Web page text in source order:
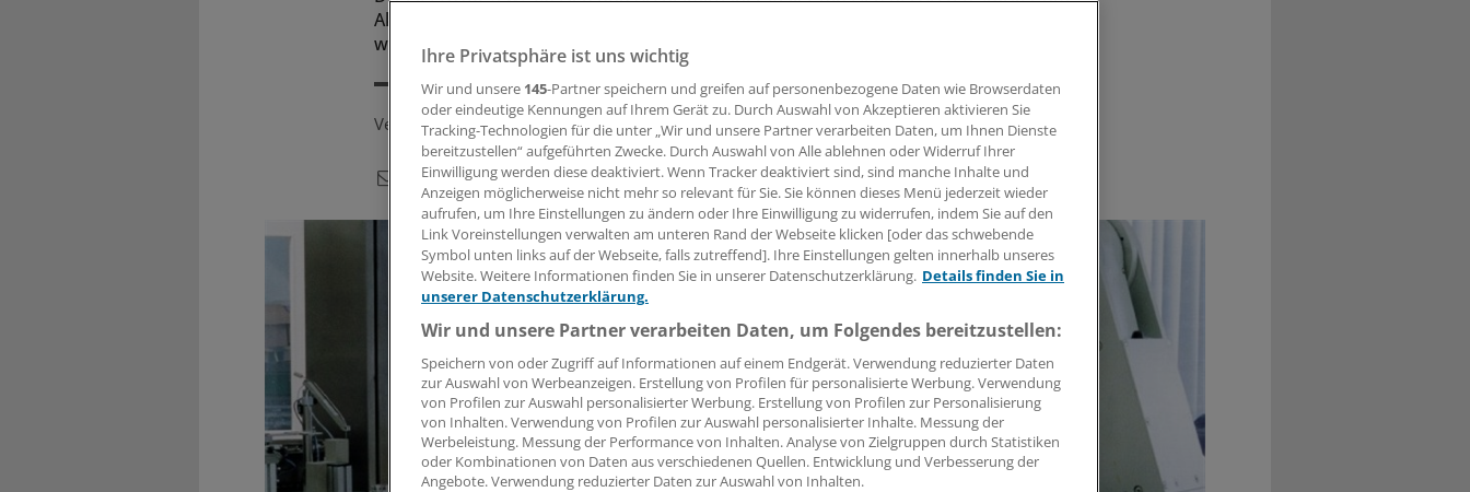
Akzeptanz für Risk- und Cost-Sharing-Vereinbarungen werben und besser erklären,
wobei es darum in der Sache geht.
Veröffentlicht:05.06.2008, 05:00 Uhr
Ihre Privatsphäre ist uns wichtig
Wir und unsere 145-Partner speichern und greifen auf personenbezogene Daten wie Browserdaten
oder eindeutige Kennungen auf Ihrem Gerät zu. Durch Auswahl von Akzeptieren aktivieren Sie
Tracking-Technologien für die unter „Wir und unsere Partner verarbeiten Daten, um Ihnen Dienste
bereitzustellen“ aufgeführten Zwecke. Durch Auswahl von Alle ablehnen oder Widerruf Ihrer
Einwilligung werden diese deaktiviert. Wenn Tracker deaktiviert sind, sind manche Inhalte und
Anzeigen möglicherweise nicht mehr so relevant für Sie. Sie können dieses Menü jederzeit wieder
aufrufen, um Ihre Einstellungen zu ändern oder Ihre Einwilligung zu widerrufen, indem Sie auf den
Link Voreinstellungen verwalten am unteren Rand der Webseite klicken [oder das schwebende
Symbol unten links auf der Webseite, falls zutreffend]. Ihre Einstellungen gelten innerhalb unseres
Website. Weitere Informationen finden Sie in unserer Datenschutzerklärung. Details finden Sie in
unserer Datenschutzerklärung.
Wir und unsere Partner verarbeiten Daten, um Folgendes bereitzustellen:
Speichern von oder Zugriff auf Informationen auf einem Endgerät. Verwendung reduzierter Daten
zur Auswahl von Werbeanzeigen. Erstellung von Profilen für personalisierte Werbung. Verwendung
von Profilen zur Auswahl personalisierter Werbung. Erstellung von Profilen zur Personalisierung
von Inhalten. Verwendung von Profilen zur Auswahl personalisierter Inhalte. Messung der
Werbeleistung. Messung der Performance von Inhalten. Analyse von Zielgruppen durch Statistiken
oder Kombinationen von Daten aus verschiedenen Quellen. Entwicklung und Verbesserung der
Angebote. Verwendung reduzierter Daten zur Auswahl von Inhalten.